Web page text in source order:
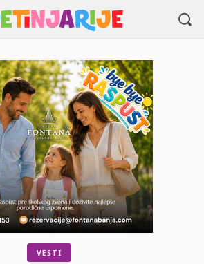
VESTI